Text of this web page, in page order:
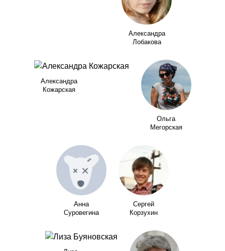
Александра
Лобакова
Александра
Кожарская
Ольга
Мегорская
Анна
Суровегина
Сергей
Корзухин